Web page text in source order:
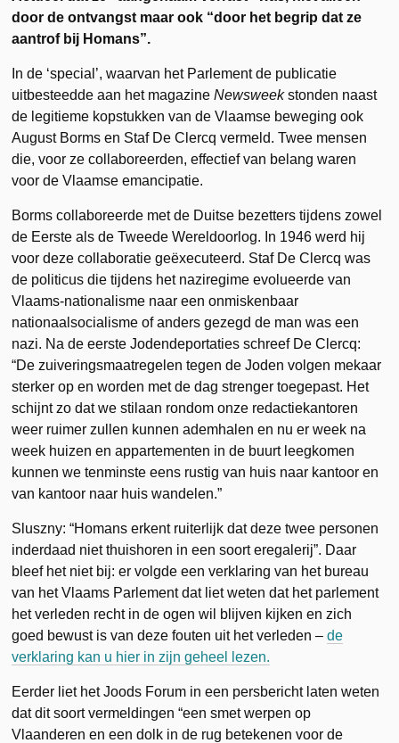
door de ontvangst maar ook “door het begrip dat ze
aantrof bij Homans”.
In de ‘special’, waarvan het Parlement de publicatie
uitbesteedde aan het magazineNewsweekstonden naast
de legitieme kopstukken van de Vlaamse beweging ook
August Borms en Staf De Clercq vermeld. Twee mensen
die, voor ze collaboreerden, effectief van belang waren
voor de Vlaamse emancipatie.
Borms collaboreerde met de Duitse bezetters tijdens zowel
de Eerste als de Tweede Wereldoorlog. In 1946 werd hij
voor deze collaboratie geëxecuteerd. Staf De Clercq was
de politicus die tijdens het naziregime evolueerde van
Vlaams-nationalisme naar een onmiskenbaar
nationaalsocialisme of anders gezegd de man was een
nazi. Na de eerste Jodendeportaties schreef De Clercq:
“De zuiveringsmaatregelen tegen de Joden volgen mekaar
sterker op en worden met de dag strenger toegepast. Het
schijnt zo dat we stilaan rondom onze redactiekantoren
weer ruimer zullen kunnen ademhalen en nu er week na
week huizen en appartementen in de buurt leegkomen
kunnen we tenminste eens rustig van huis naar kantoor en
van kantoor naar huis wandelen.”
Sluszny: “Homans erkent ruiterlijk dat deze twee personen
inderdaad niet thuishoren in een soort eregalerij”. Daar
bleef het niet bij: er volgde een verklaring van het bureau
van het Vlaams Parlement dat liet weten dat het parlement
het verleden recht in de ogen wil blijven kijken en zich
goed bewust is van deze fouten uit het verleden –de
verklaring kan u hier in zijn geheel lezen.
Eerder liet het Joods Forum in een persbericht laten weten
dat dit soort vermeldingen “een smet werpen op
Vlaanderen en een dolk in de rug betekenen voor de